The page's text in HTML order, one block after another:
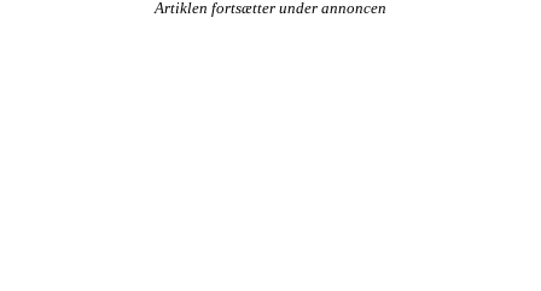
Artiklen fortsætter under annoncen